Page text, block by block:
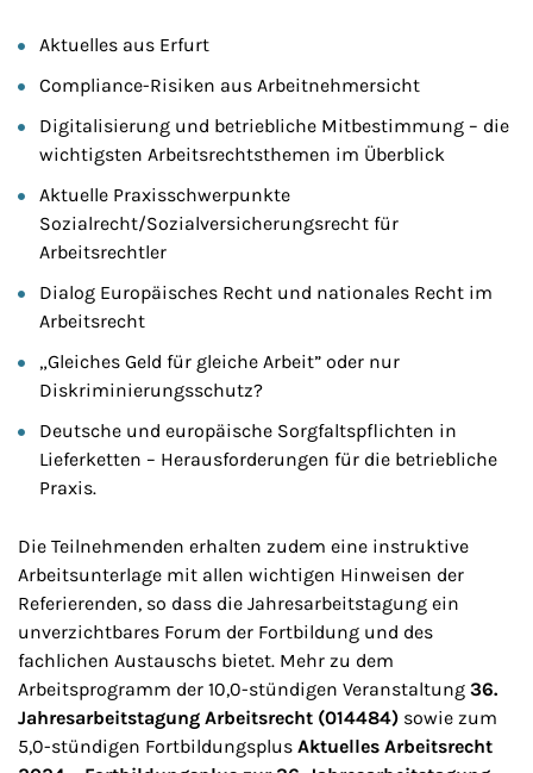
Aktuelles aus Erfurt
Compliance-Risiken aus Arbeitnehmersicht
Digitalisierung und betriebliche Mitbestimmung – die
wichtigsten Arbeitsrechtsthemen im Überblick
Aktuelle Praxisschwerpunkte
Sozialrecht/Sozialversicherungsrecht für
Arbeitsrechtler
Dialog Europäisches Recht und nationales Recht im
Arbeitsrecht
„Gleiches Geld für gleiche Arbeit” oder nur
Diskriminierungsschutz?
Deutsche und europäische Sorgfaltspflichten in
Lieferketten – Herausforderungen für die betriebliche
Praxis.
Die Teilnehmenden erhalten zudem eine instruktive
Arbeitsunterlage mit allen wichtigen Hinweisen der
Referierenden, so dass die Jahresarbeitstagung ein
unverzichtbares Forum der Fortbildung und des
fachlichen Austauschs bietet. Mehr zu dem
Arbeitsprogramm der 10,0-stündigen Veranstaltung 36.
Jahresarbeitstagung Arbeitsrecht (014484) sowie zum
5,0-stündigen Fortbildungsplus Aktuelles Arbeitsrecht